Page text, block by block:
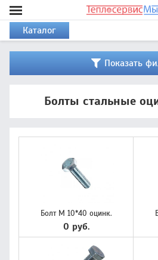
Каталог
Показать
Болты стальные
Болт М 10*40 оцинк.
0 руб.